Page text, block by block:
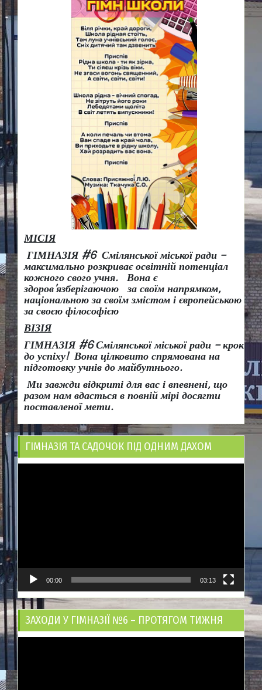
МІСІЯ
ГІМНАЗІЯ #6 Смілянської міської ради –
максимально розкриває освітній потенціал
кожного свого учня.
Вона є
здоров’язберігаючою за своїм напрямком,
національною за своїм змістом і європейською
за своєю філософією
ВІЗІЯ
ГІМНАЗІЯ #6 Смілянської міської ради – крок
до успіху! Вона цілковито спрямована на
підготовку учнів до майбутнього.
Ми завжди відкриті для вас і впевнені, що
разом нам вдасться в повній мірі досягти
поставленої мети.
ГІМНАЗІЯ ТА САДОЧОК ПІД ОДНИМ ДАХОМ
00:00 03:13
ЗАХОДИ У ГІМНАЗІЇ №6 – ПРОТЯГОМ ТИЖНЯ